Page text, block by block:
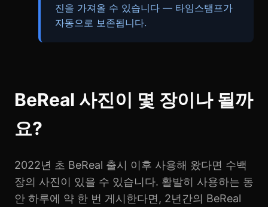
진을 가져올 수 있습니다 — 타임스탬프가
자동으로 보존됩니다.
BeReal 사진이 몇 장이나 될까
요?
2022년 초 BeReal 출시 이후 사용해 왔다면 수백
장의 사진이 있을 수 있습니다. 활발히 사용하는 동
안 하루에 약 한 번 게시한다면, 2년간의 BeReal